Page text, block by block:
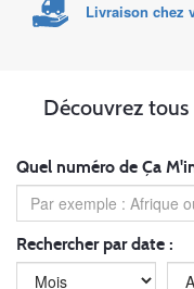
Livraison chez
Découvrez tous
Quel numéro de Ça
Rechercher par date :